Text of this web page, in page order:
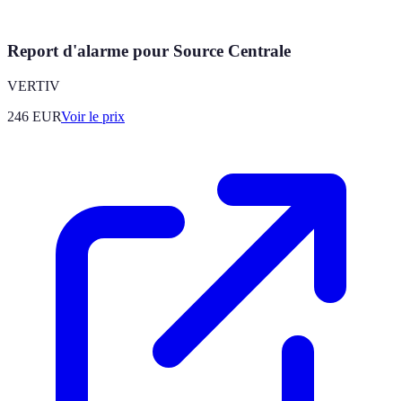
Report d'alarme pour Source Centrale
VERTIV
246 EURVoir le prix